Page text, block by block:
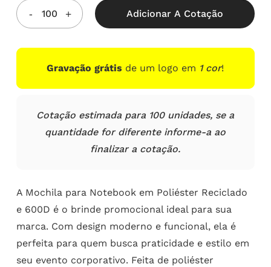
Adicionar A Cotação
Gravação grátis de um logo em 1 cor!
Cotação estimada para 100 unidades, se a
quantidade for diferente informe-a ao
finalizar a cotação.
A Mochila para Notebook em Poliéster Reciclado
e 600D é o brinde promocional ideal para sua
marca. Com design moderno e funcional, ela é
perfeita para quem busca praticidade e estilo em
seu evento corporativo. Feita de poliéster